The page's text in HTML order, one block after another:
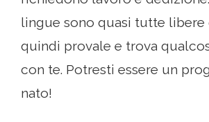
lingue sono quasi tutte libere
quindi provale e trova
con te. Potresti essere un
nato!